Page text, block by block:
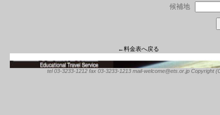
候補地
←料金表へ戻る
tel 03-3233-1212 fax 03-3233-1213 mail-welcome@ets.or.jp Copyright